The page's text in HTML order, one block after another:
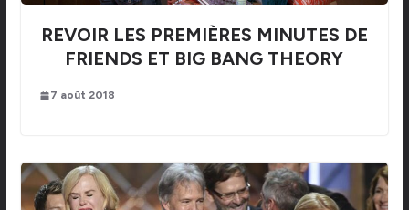
REVOIR LES PREMIÈRES MINUTES DE
FRIENDS ET BIG BANG THEORY
7 août 2018